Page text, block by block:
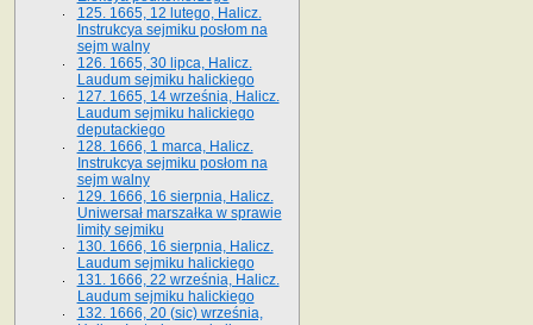
125. 1665, 12 lutego, Halicz.
Instrukcya sejmiku posłom na
sejm walny
126. 1665, 30 lipca, Halicz.
Laudum sejmiku halickiego
127. 1665, 14 września, Halicz.
Laudum sejmiku halickiego
deputackiego
128. 1666, 1 marca, Halicz.
Instrukcya sejmiku posłom na
sejm walny
129. 1666, 16 sierpnia, Halicz.
Uniwersał marszałka w sprawie
limity sejmiku
130. 1666, 16 sierpnia, Halicz.
Laudum sejmiku halickiego
131. 1666, 22 września, Halicz.
Laudum sejmiku halickiego
132. 1666, 20 (sic) września,